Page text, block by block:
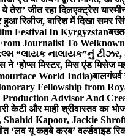
तेरा’ जीत रहा दिलएक्ट्रेस
हुआ रिलीज, बारिश में दिखा
Festival In Kyrgyzstan
Journalist To
“લાયક નાલાયક”નું
ने ‘होप्स मिस्टर, मिस एंड मिसेज
World India)बालगंधर्व
Fellowship from
Advisor And
केटी और माही श्रीवास्तव का
Kapoor, Jackie
‘लव यू कहबे करब’ वर्ल्डवाइड